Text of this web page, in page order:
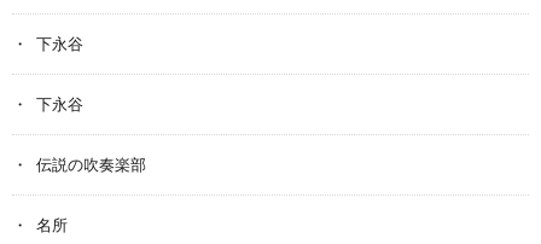
下永谷
下永谷
伝説の吹奏楽部
名所